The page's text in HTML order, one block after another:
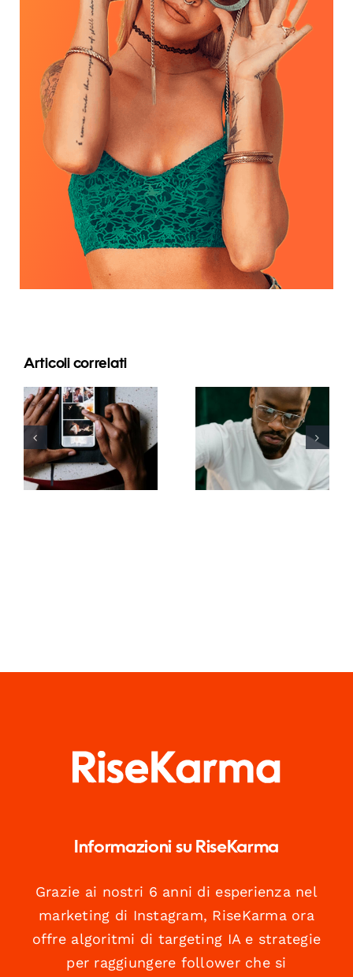
Articoli correlati
Le migliori
app per
animare
foto e
rendere
coinvolgenti
I 17 migliori
consigli
avanzati per
comprendere
l’algoritmo
Informazioni su RiseKarma
Grazie ai nostri 6 anni di esperienza nel
marketing di Instagram, RiseKarma ora
offre algoritmi di targeting IA e strategie
per raggiungere follower che si